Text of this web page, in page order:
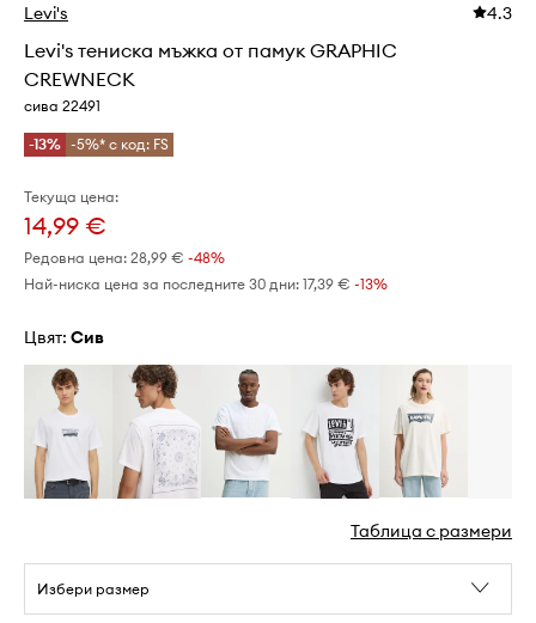
Levi's 4.3
Levi's тениска мъжка от памук GRAPHIC
CREWNECK
сива 22491
-13% -5%* с код: FS
Текуща цена:
14,99 €
Редовна цена: 28,99 € -48%
Най-ниска цена за последните 30 дни: 17,39 € -13%
Цвят: сив
Таблица с размери
Избери размер